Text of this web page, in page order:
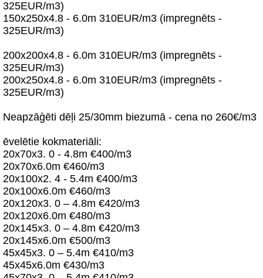
325EUR/m3)
150x250x4.8 - 6.0m 310EUR/m3 (impregnēts -
325EUR/m3)
200x200x4.8 - 6.0m 310EUR/m3 (impregnēts -
325EUR/m3)
200x250x4.8 - 6.0m 310EUR/m3 (impregnēts -
325EUR/m3)
Neapzāģēti dēļi 25/30mm biezumā - cena no 260€/m3
ēvelētie kokmateriāli:
20x70x3. 0 - 4.8m €400/m3
20x70x6.0m €460/m3
20x100x2. 4 - 5.4m €400/m3
20x100x6.0m €460/m3
20x120x3. 0 – 4.8m €420/m3
20x120x6.0m €480/m3
20x145x3. 0 – 4.8m €420/m3
20x145x6.0m €500/m3
45x45x3. 0 – 5.4m €410/m3
45x45x6.0m €430/m3